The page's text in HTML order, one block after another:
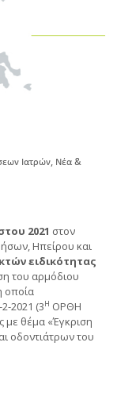
Ιατρών, Νέα &
2021 στον
Ηπείρου και
ειδικότητας
του αρμόδιου
οποία
2021 (3Η ΟΡΘΗ
θέμα «Έγκριση
οδοντιάτρων του